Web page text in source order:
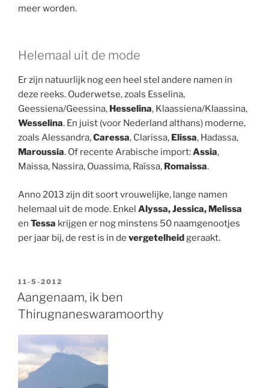
meer worden.
Helemaal uit de mode
Er zijn natuurlijk nog een heel stel andere namen in
deze reeks. Ouderwetse, zoals Esselina,
Geessiena/Geessina, Hesselina, Klaassiena/Klaassina,
Wesselina. En juist (voor Nederland althans) moderne,
zoals Alessandra,Caressa, Clarissa, Elissa, Hadassa,
Maroussia. Of recente Arabische import:Assia,
Maissa, Nassira, Ouassima, Raïssa, Romaissa.
Anno 2013 zijn dit soort vrouwelijke, lange namen
helemaal uit de mode. Enkel Alyssa, Jessica, Melissa
en Tessa krijgen er nog minstens 50 naamgenootjes
per jaar bij, de rest is in de vergetelheid geraakt.
GEPLAATST
OP
11-5-2012
Aangenaam, ik ben
Thirugnaneswaramoorthy